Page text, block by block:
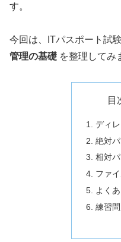
す。
今回は、ITパスポート試
管理の基礎 を整理してみ
目
ディ
絶対
相対
ファ
よく
練習